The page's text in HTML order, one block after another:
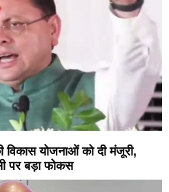
विकास योजनाओं को दी मंजूरी,
पर बड़ा फोकस